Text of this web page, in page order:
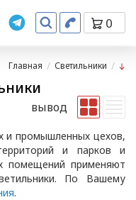
0
Главная Светильники
вывод
и промышленных цехов,
и парков и
помещений применяют
По Вашему
.